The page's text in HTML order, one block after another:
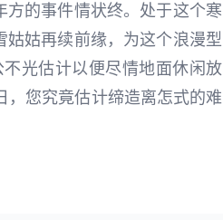
的事件情状终。处于这个寒
姑再续前缘，为这个浪漫型
光估计以便尽情地面休闲放
，您究竟估计缔造离怎式的难